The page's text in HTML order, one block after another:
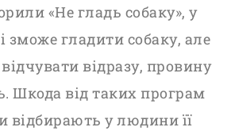
«Не гладь собаку», у
зможе гладити собаку, але
відразу, провину
Шкода від таких програм
відбирають у людини її